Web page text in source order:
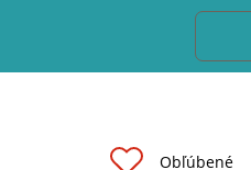
Obľúbené